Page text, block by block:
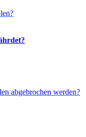
abgebrochen werden?